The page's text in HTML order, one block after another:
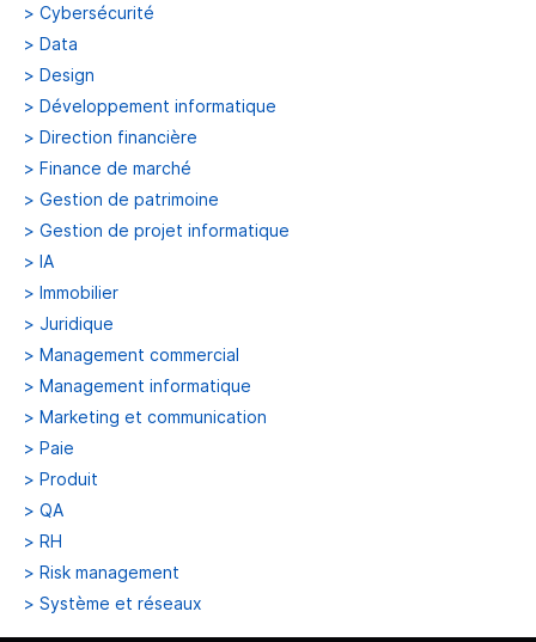
> Cybersécurité
> Data
> Design
> Développement informatique
> Direction financière
> Finance de marché
> Gestion de patrimoine
> Gestion de projet informatique
> IA
> Immobilier
> Juridique
> Management commercial
> Management informatique
> Marketing et communication
> Paie
> Produit
> QA
> RH
> Risk management
> Système et réseaux